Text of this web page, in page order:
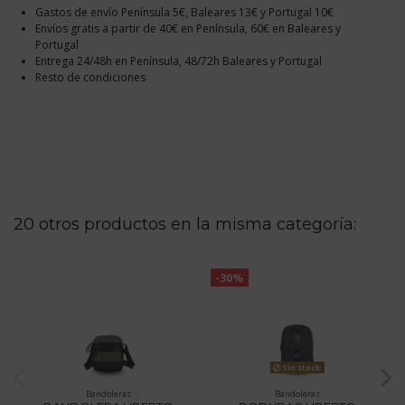
Gastos de envío Península 5€, Baleares 13€ y Portugal 10€
Envíos gratis a partir de 40€ en Península, 60€ en Baleares y
Portugal
Entrega 24/48h en Península, 48/72h Baleares y Portugal
Resto de condiciones
20 otros productos en la misma categoría:
Bandoleras
-30%
Sin stock
Bandoleras